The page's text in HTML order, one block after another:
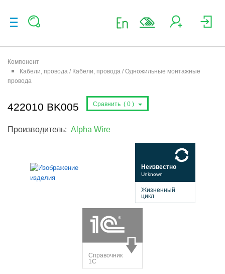
Компонент
Кабели, провода / Кабели, провода / Одножильные монтажные
провода
422010 BK005 Сравнить ( 0 )
Производитель: Alpha Wire